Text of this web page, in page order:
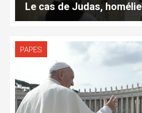
Le cas de Judas, homélie
PAPES